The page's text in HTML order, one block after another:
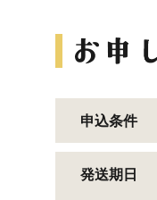
申込条件
発送期日